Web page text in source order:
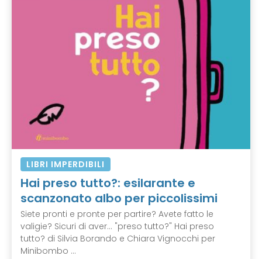
LIBRI IMPERDIBILI
Hai preso tutto?: esilarante e
scanzonato albo per piccolissimi
Siete pronti e pronte per partire? Avete fatto le
valigie? Sicuri di aver... "preso tutto?" Hai preso
tutto? di Silvia Borando e Chiara Vignocchi per
Minibombo ...